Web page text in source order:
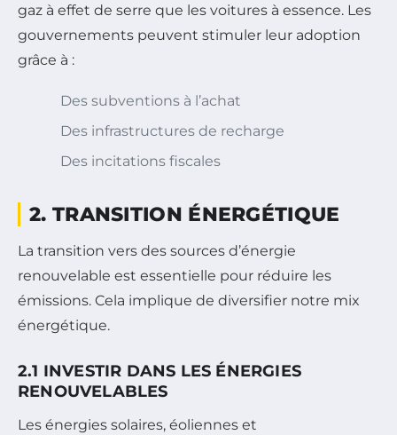
gaz à effet de serre que les voitures à essence. Les
gouvernements peuvent stimuler leur adoption
grâce à :
Des subventions à l’achat
Des infrastructures de recharge
Des incitations fiscales
2. TRANSITION ÉNERGÉTIQUE
La transition vers des sources d’énergie
renouvelable est essentielle pour réduire les
émissions. Cela implique de diversifier notre mix
énergétique.
2.1 INVESTIR DANS LES ÉNERGIES
RENOUVELABLES
Les énergies solaires, éoliennes et